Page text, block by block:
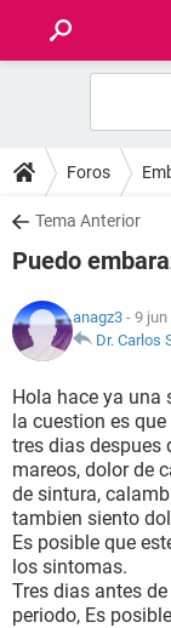
FOROS
SALUD
NUTRICIÓN
BIENESTAR
SEXUALIDAD
GLOSARIO
Foros
Tema Anterior
Puedo
anagz3 - 9 jun
Dr. Carlos
Hola hace ya una
la cuestion es
tres dias despues
mareos, dolor de
de sintura,
tambien siento
Es posible que
los sintomas.
Tres dias antes
periodo, Es